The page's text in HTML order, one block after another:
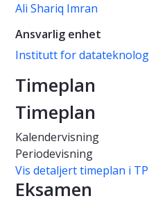
Ali Shariq Imran
Ansvarlig enhet
Institutt for
Timeplan
Timeplan
Kalendervisning
Periodevisning
Vis detaljert timeplan i TP
Eksamen